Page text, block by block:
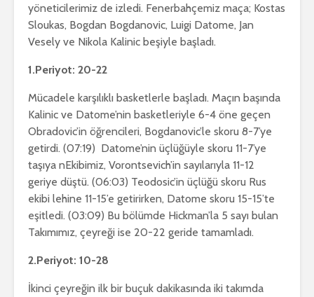
yöneticilerimiz de izledi. Fenerbahçemiz maça; Kostas
Sloukas, Bogdan Bogdanovic, Luigi Datome, Jan
Vesely ve Nikola Kalinic beşiyle başladı.
1.Periyot: 20-22
Mücadele karşılıklı basketlerle başladı. Maçın başında
Kalinic ve Datome’nin basketleriyle 6-4 öne geçen
Obradovic’in öğrencileri, Bogdanovic’le skoru 8-7’ye
getirdi. (07:19) Datome’nin üçlüğüyle skoru 11-7’ye
taşıya nEkibimiz, Vorontsevich’in sayılarıyla 11-12
geriye düştü. (06:03) Teodosic’in üçlüğü skoru Rus
ekibi lehine 11-15’e getirirken, Datome skoru 15-15’te
eşitledi. (03:09) Bu bölümde Hickman’la 5 sayı bulan
Takımımız, çeyreği ise 20-22 geride tamamladı.
2.Periyot: 10-28
İkinci çeyreğin ilk bir buçuk dakikasında iki takımda